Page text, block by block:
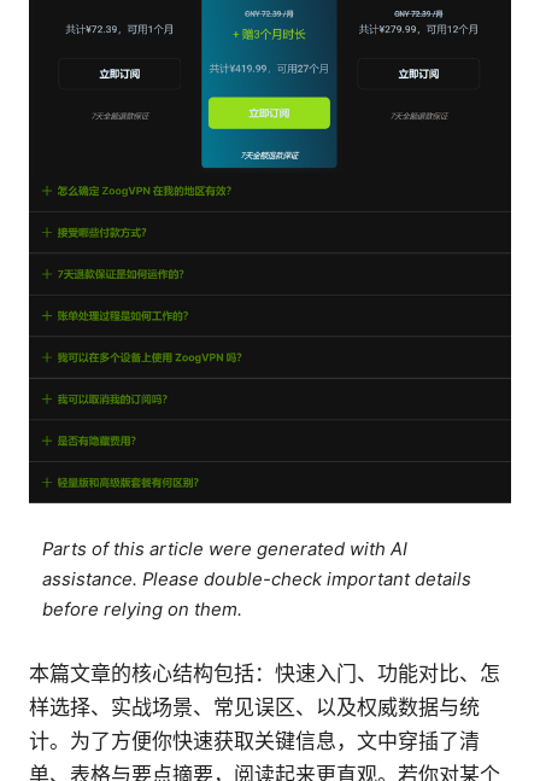
Parts of this article were generated with AI
assistance. Please double-check important details
before relying on them.
本篇文章的核心结构包括：快速入门、功能对比、怎
样选择、实战场景、常见误区、以及权威数据与统
计。为了方便你快速获取关键信息，文中穿插了清
单、表格与要点摘要，阅读起来更直观。若你对某个